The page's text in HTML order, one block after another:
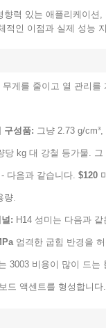
향력 있는 애플리케이션
적인 이점과 실제 성능
게를 줄이고 열 관리를
구성품: 그냥 2.73 g/
당 kg 대 강철 등가물. 그
다음과 같습니다. $120
량.
: H14 성미는 다음과
엄격한 굽힘 반경을
3003 비용이 많이 드는
드 액센트를 형성합니다